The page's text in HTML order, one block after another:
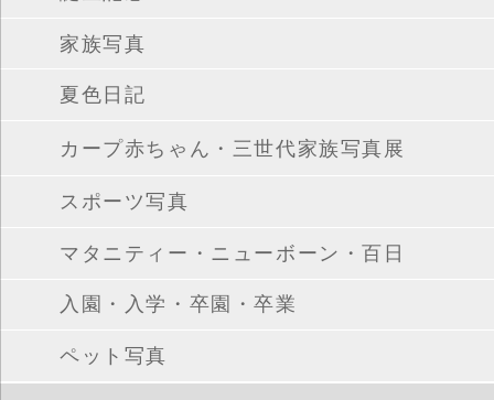
家族写真
夏色日記
カープ赤ちゃん・三世代家族写真展
スポーツ写真
マタニティー・ニューボーン・百日
入園・入学・卒園・卒業
ペット写真